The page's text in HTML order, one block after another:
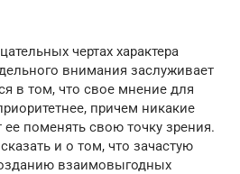
чертах характера
внимания заслуживает
в том, что свое мнение для
причем никакие
ее поменять свою точку зрения.
и о том, что зачастую
взаимовыгодных